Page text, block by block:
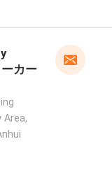
カー
Area,